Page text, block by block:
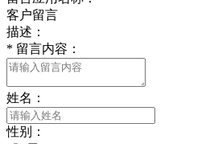
客户留言
描述：
* 留言内容：
姓名：
性别：